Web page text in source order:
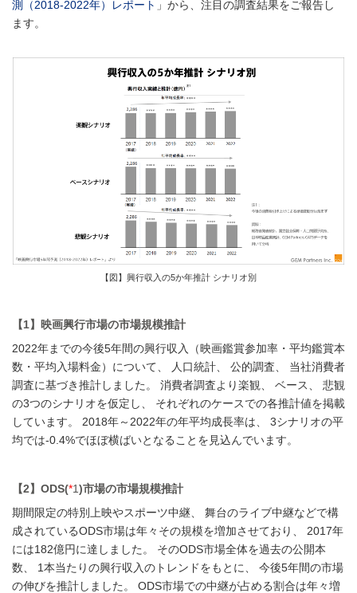
測（2018-2022年）レポート 」から、注目の調査結果をご報告し
ます。
【図】興行収入の5か年推計 シナリオ別
【1】映画興行市場の市場規模推計
2022年までの今後5年間の興行収入（映画鑑賞参加率・平均鑑賞本
数・平均入場料金）について、 人口統計、 公的調査、 当社消費者
調査に基づき推計しました。 消費者調査より楽観、 ベース、 悲観
の3つのシナリオを仮定し、 それぞれのケースでの各推計値を掲載
しています。 2018年～2022年の年平均成長率は、 3シナリオの平
均では-0.4%でほぼ横ばいとなることを見込んでいます。
【2】ODS(*1)市場の市場規模推計
期間限定の特別上映やスポーツ中継、 舞台のライブ中継などで構
成されているODS市場は年々その規模を増加させており、 2017年
には182億円に達しました。 そのODS市場全体を過去の公開本
数、 1本当たりの興行収入のトレンドをもとに、 今後5年間の市場
の伸びを推計しました。 ODS市場での中継が占める割合は年々増